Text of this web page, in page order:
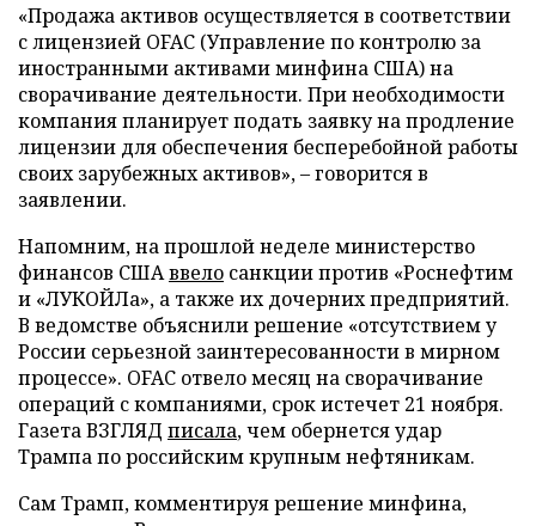
«Продажа активов осуществляется в соответствии
с лицензией OFAC (Управление по контролю за
иностранными активами минфина США) на
сворачивание деятельности. При необходимости
компания планирует подать заявку на продление
лицензии для обеспечения бесперебойной работы
своих зарубежных активов», – говорится в
заявлении.
Напомним, на прошлой неделе министерство
финансов СШАввело санкции против «Роснефтим
и «ЛУКОЙЛа», а также их дочерних предприятий.
В ведомстве объяснили решение «отсутствием у
России серьезной заинтересованности в мирном
процессе». OFAC отвело месяц на сворачивание
операций с компаниями, срок истечет 21 ноября.
Газета ВЗГЛЯД писала, чем обернется удар
Трампа по российским крупным нефтяникам.
Сам Трамп, комментируя решение минфина,